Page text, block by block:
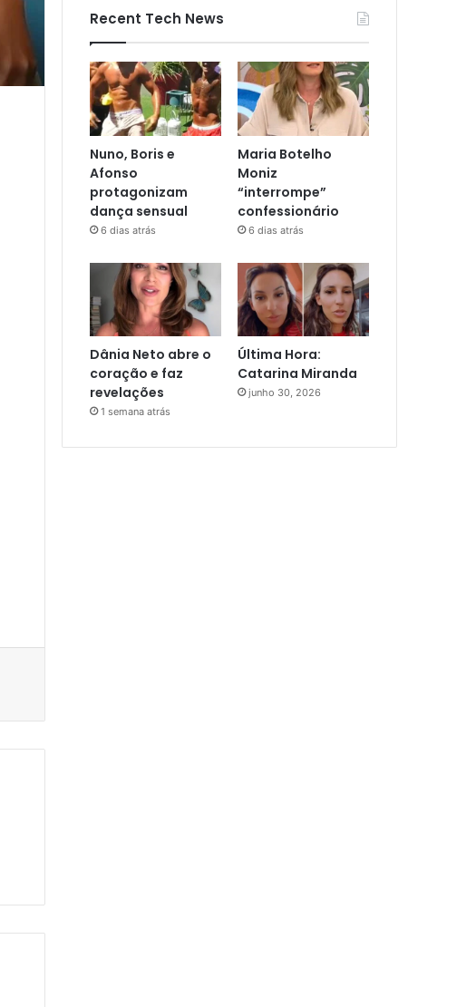
Recent Tech News
Nuno, Boris e
Afonso
protagonizam
dança sensual
6 dias atrás
Maria Botelho
Moniz
“interrompe”
confessionário
6 dias atrás
Dânia Neto abre o
coração e faz
revelações
1 semana atrás
Última Hora:
Catarina Miranda
junho 30, 2026